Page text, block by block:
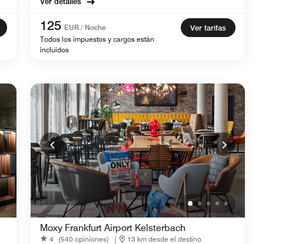
125 EUR / Noche
Todos los impuestos y cargos están
incluidos
Ver tarifas
Moxy Frankfurt Airport Kelsterbach
4 (540 opiniones) |
13 km desde el destino